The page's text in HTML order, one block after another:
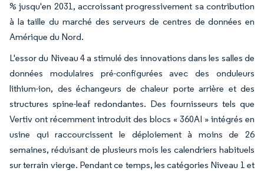
% jusqu'en 2031, accroissant progressivement sa contribution
à la taille du marché des serveurs de centres de données en
Amérique du Nord.
L'essor du Niveau 4 a stimulé des innovations dans les salles de
données modulaires pré-configurées avec des onduleurs
lithium-ion, des échangeurs de chaleur porte arrière et des
structures spine-leaf redondantes. Des fournisseurs tels que
Vertiv ont récemment introduit des blocs « 360AI » intégrés en
usine qui raccourcissent le déploiement à moins de 26
semaines, réduisant de plusieurs mois les calendriers habituels
sur terrain vierge. Pendant ce temps, les catégories Niveau 1 et